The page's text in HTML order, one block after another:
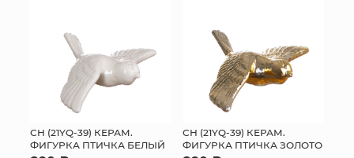
СН (21YQ-39) КЕРАМ.
ФИГУРКА ПТИЧКА БЕЛЫЙ
СН (21YQ-39) КЕРАМ.
ФИГУРКА ПТИЧКА ЗОЛОТО